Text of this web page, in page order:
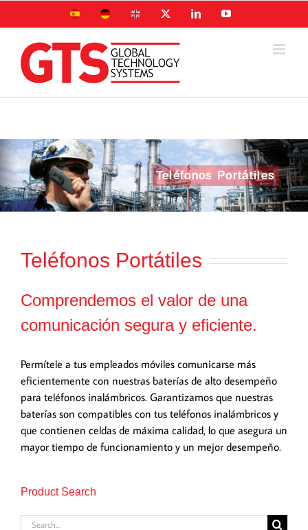
to
content
Sitio
DeutscheUK
LinkedInYouTube
Teléfonos Portátiles
Teléfonos Portátiles
Comprendemos el valor de una
comunicación segura y eficiente.
Permítele a tus empleados móviles comunicarse más
eficientemente con nuestras baterías de alto desempeño
para teléfonos inalámbricos. Garantizamos que nuestras
baterías son compatibles con tus teléfonos inalámbricos y
que contienen celdas de máxima calidad, lo que asegura un
mayor tiempo de funcionamiento y un mejor desempeño.
Product Search
Search